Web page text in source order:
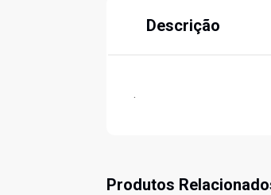
Descrição
.
Produtos